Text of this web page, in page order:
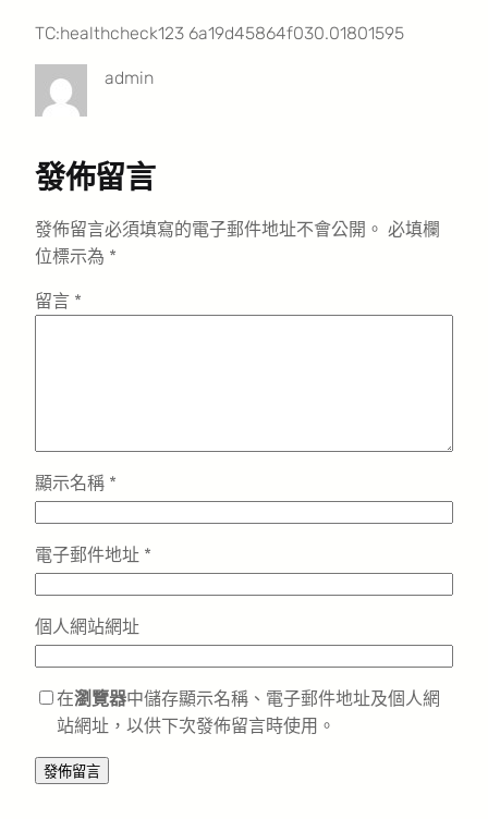
TC:healthcheck123 6a19d45864f030.01801595
admin
發佈留言
發佈留言必須填寫的電子郵件地址不會公開。 必填欄
位標示為 *
留言 *
顯示名稱 *
電子郵件地址 *
個人網站網址
在瀏覽器中儲存顯示名稱、電子郵件地址及個人網
站網址，以供下次發佈留言時使用。